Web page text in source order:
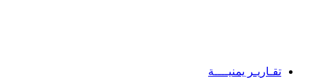
تقـاريـر يمنيــــة